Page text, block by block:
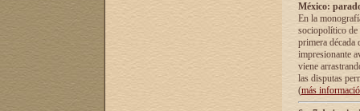
México:
En la
sociopolítico de
primera década
impresionante
viene
las disputas
(más